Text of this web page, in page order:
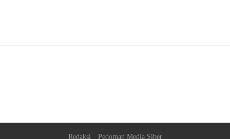
Redaksi Pedoman Media Siber